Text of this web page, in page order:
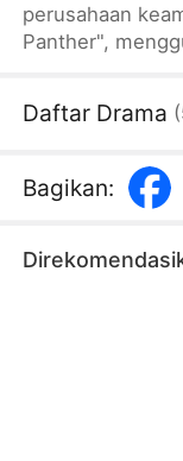
perusahaan
Panther",
hebat untuk
ditampilkan
Daftar Drama (
Bagikan: